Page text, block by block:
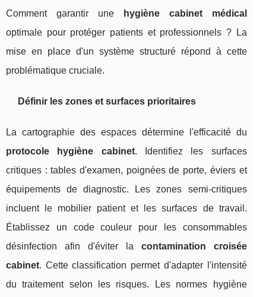
Comment garantir une
hygiène cabinet médical
optimale pour protéger patients et professionnels ? La
mise en place d'un système structuré répond à cette
problématique cruciale.
Définir les zones et surfaces prioritaires
La cartographie des espaces détermine l'efficacité du
protocole hygiène cabinet. Identifiez les surfaces
critiques : tables d'examen, poignées de porte, éviers et
équipements de diagnostic. Les zones semi-critiques
incluent le mobilier patient et les surfaces de travail.
Établissez un code couleur pour les consommables
désinfection afin d'éviter la contamination croisée
cabinet. Cette classification permet d'adapter l'intensité
du traitement selon les risques. Les normes hygiène